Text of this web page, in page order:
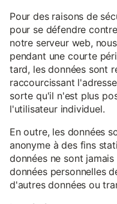
Pour des raisons de
pour se défendre
notre serveur web,
pendant une courte
tard, les données sont
raccourcissant
sorte qu'il n'est plus
l'utilisateur individuel.
En outre, les données
anonyme à des fins
données ne sont
données personnelles
d'autres données ou